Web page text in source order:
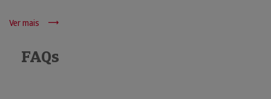
Ver mais
FAQs